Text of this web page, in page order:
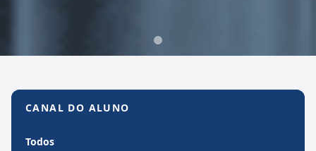
CANAL DO ALUNO
Todos